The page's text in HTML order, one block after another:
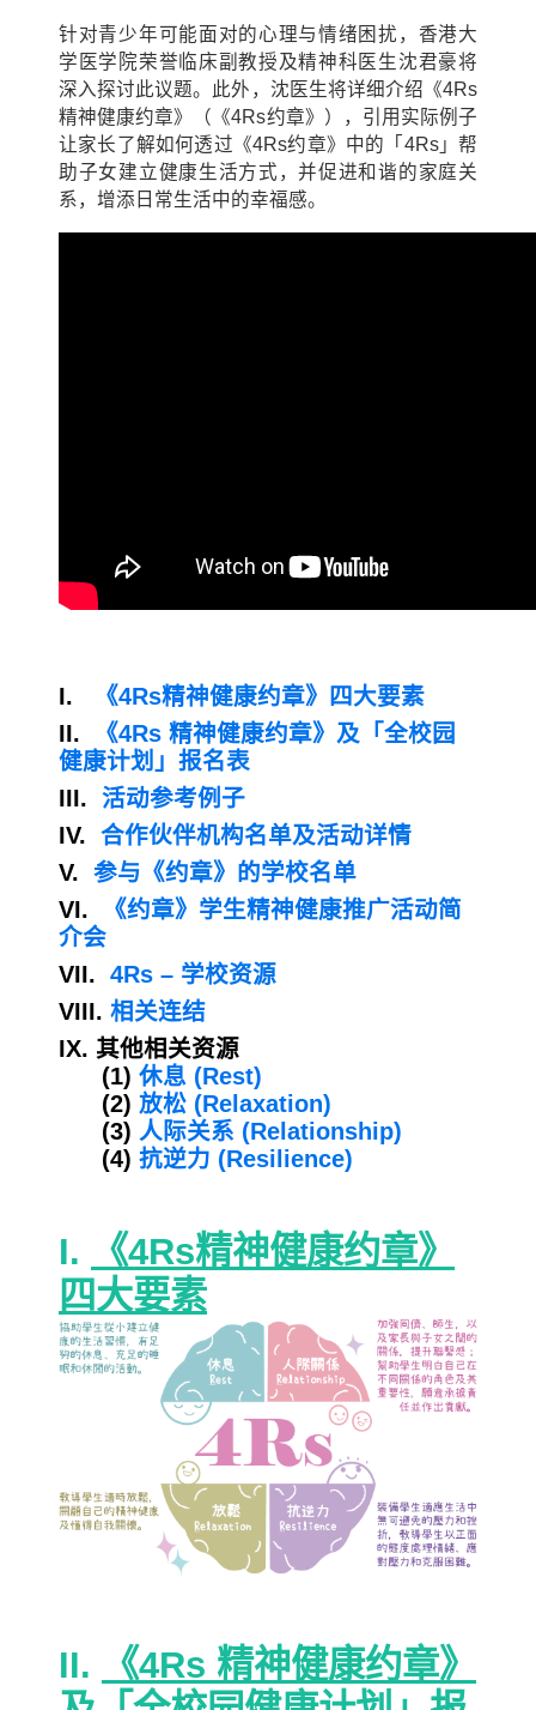
针对青少年可能面对的心理与情绪困扰，香港大
学医学院荣誉临床副教授及精神科医生沈君豪将
深入探讨此议题。此外，沈医生将详细介绍《4Rs
精神健康约章》（《4Rs约章》），引用实际例子
让家长了解如何透过《4Rs约章》中的「4Rs」帮
助子女建立健康生活方式，并促进和谐的家庭关
系，增添日常生活中的幸福感。
I.
《4Rs精神健康约章》四大要素
II.
《4Rs 精神健康约章》及「全校园
健康计划」报名表
III. 活动参考例子
IV. 合作伙伴机构名单及活动详情
V. 参与《约章》的学校名单
VI.
《约章》学生精神健康推广活动简
介会
VII. 4Rs – 学校资源
VIII. 相关连结
IX. 其他相关资源
(1) 休息 (Rest)
(2) 放松 (Relaxation)
(3) 人际关系 (Relationship)
(4) 抗逆力 (Resilience)
I.
《4Rs精神健康约章》
四大要素
II.
《4Rs 精神健康约章》